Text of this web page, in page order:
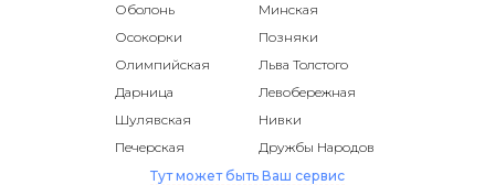
Оболонь
Минская
Осокорки
Позняки
Олимпийская
Льва Толстого
Дарница
Левобережная
Шулявская
Нивки
Печерская
Дружбы Народов
Тут может быть Ваш сервис